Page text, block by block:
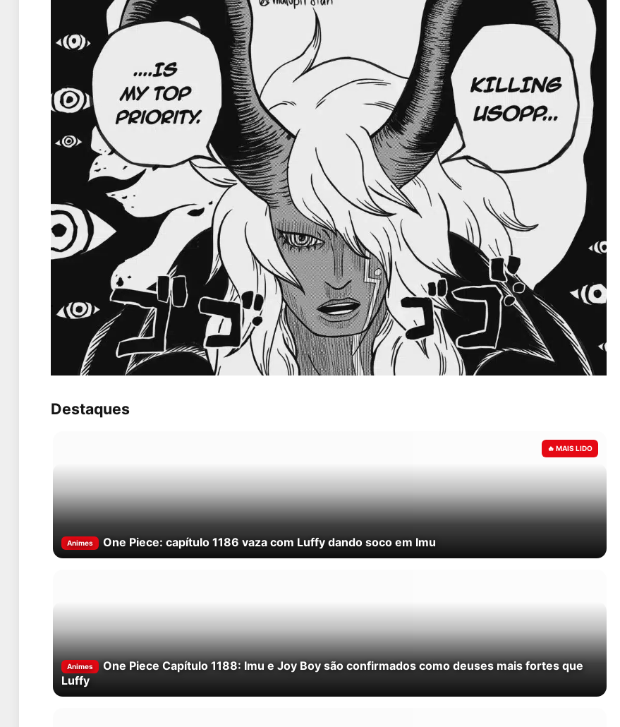
Destaques
Animes One Piece: capítulo 1186 vaza com Luffy dando soco em Imu
Animes
One Piece Capítulo 1188: Imu e Joy Boy são confirmados como deuses mais fortes que
Luffy